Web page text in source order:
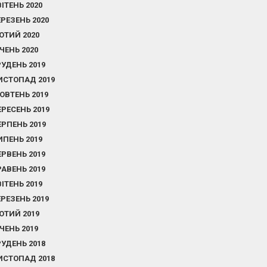
2020
2020
2020
2020
2019
2019
2019
2019
2019
2019
2019
2019
2019
2019
2019
2019
2018
2018